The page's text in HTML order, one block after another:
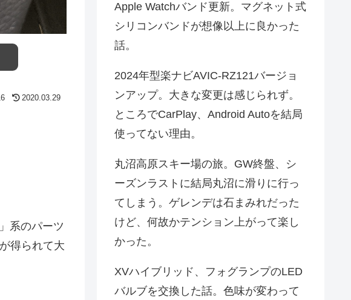
2020.03.29
系のパーツ
得られて大
Apple Watchバンド更新。マグネット式
シリコンバンドが想像以上に良かった
話。
2024年型楽ナビAVIC-RZ121バージョ
ンアップ。大きな変更は感じられず。
ところでCarPlay、Android Autoを結局
使ってない理由。
丸沼高原スキー場の旅。GW終盤、シ
ーズンラストに結局丸沼に滑りに行っ
てしまう。ゲレンデは石まみれだった
けど、何故かテンション上がって楽し
かった。
XVハイブリッド、フォグランプのLED
バルブを交換した話。色味が変わって